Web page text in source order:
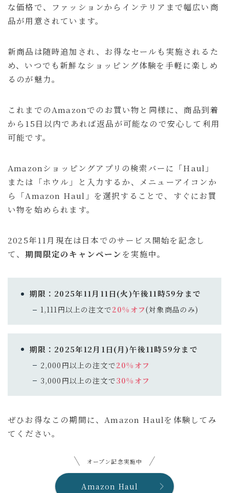
趣味・エンタメ
商品レビュー
お問い合わせ
ルイデントについて
Amazon
旅行の持ち物 旅行記
Gadget Travel Lifestyle
るいとー
ブロガー
の著者。 実際に使ってよかったアイテムや、旅・日常
介しています。 趣味はガジェット集め、旅行、音楽・
動画鑑賞など。
プロフィールを読む
な価格で、ファッションからインテリアまで幅広い商
品が用意されています。
新商品は随時追加され、お得なセールも実施されるた
め、いつでも新鮮なショッピング体験を手軽に楽しめ
るのが魅力。
これまでのAmazonでのお買い物と同様に、商品到着
から15日以内であれば返品が可能なので安心して利用
可能です。
Amazonショッピングアプリの検索バーに「Haul」
または「ホウル」と入力するか、メニューアイコンか
ら「Amazon Haul」を選択することで、すぐにお買
い物を始められます。
2025年11月現在は日本でのサービス開始を記念し
て、期間限定のキャンペーンを実施中。
期限：2025年11月11日(火)午後11時59分まで
1,111円以上の注文で20%オフ(対象商品のみ)
期限：2025年12月1日(月)午後11時59分まで
2,000円以上の注文で20%オフ
3,000円以上の注文で30%オフ
ぜひお得なこの期間に、Amazon Haulを体験してみ
てください。
オープン記念実施中
Amazon Haul